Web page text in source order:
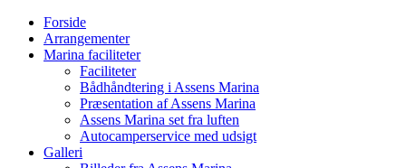
Forside
Arrangementer
Marina faciliteter
Faciliteter
Bådhåndtering i Assens Marina
Præsentation af Assens Marina
Assens Marina set fra luften
Autocamperservice med udsigt
Galleri